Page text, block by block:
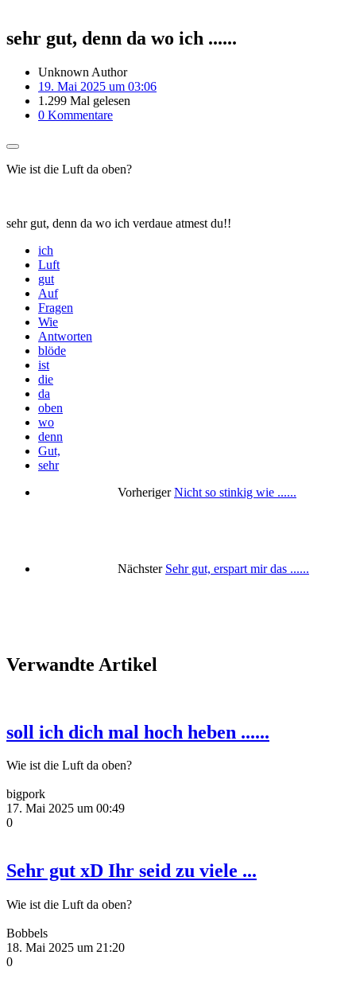
sehr gut, denn da wo ich ......
Unknown Author
19. Mai 2025 um 03:06
1.299 Mal gelesen
0 Kommentare
Wie ist die Luft da oben?
sehr gut, denn da wo ich verdaue atmest du!!
ich
Luft
gut
Auf
Fragen
Wie
Antworten
blöde
ist
die
da
oben
wo
denn
Gut,
sehr
Vorheriger Nicht so stinkig wie ......
Nächster Sehr gut, erspart mir das ......
Verwandte Artikel
soll ich dich mal hoch heben ......
Wie ist die Luft da oben?
bigpork
17. Mai 2025 um 00:49
0
Sehr gut xD Ihr seid zu viele ...
Wie ist die Luft da oben?
Bobbels
18. Mai 2025 um 21:20
0